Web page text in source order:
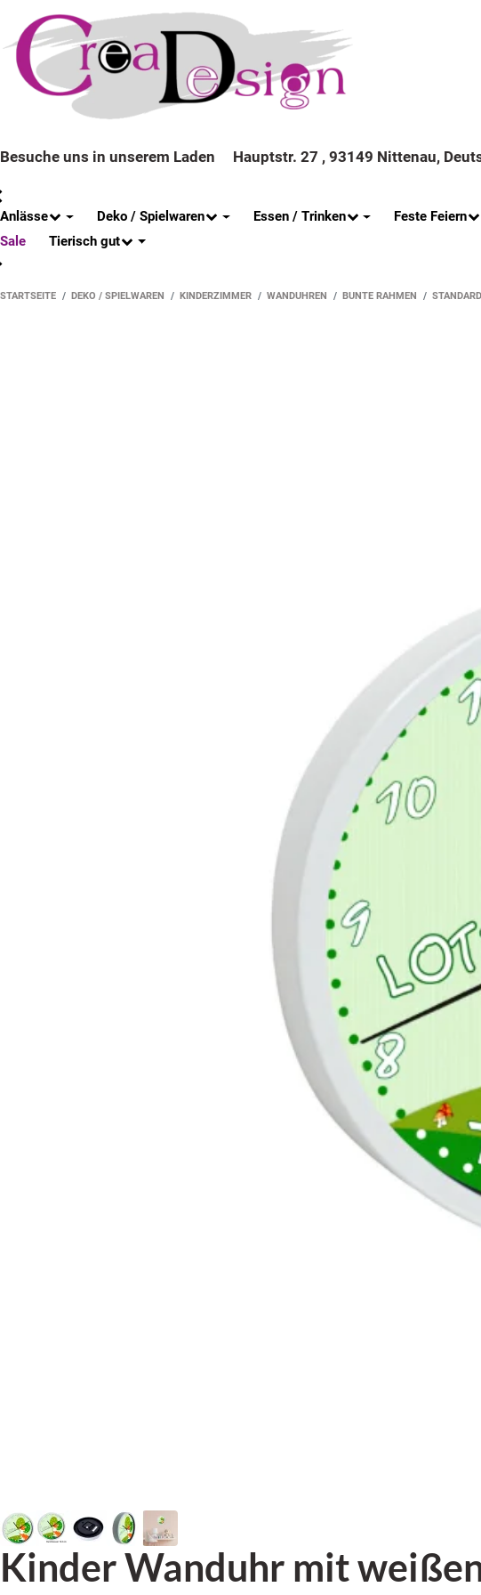
Besuche uns in unserem Laden Hauptstr. 27 , 93149 Nittenau,
Anlässe Deko / Spielwaren Essen / Trinken Feste Feiern
Sale
Tierisch gut
STARTSEITE DEKO / SPIELWAREN KINDERZIMMER WANDUHREN BUNTE RAHMEN
Kinder Wanduhr mit